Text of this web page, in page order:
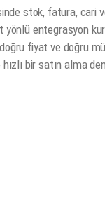
stok, fatura, cari
entegrasyon
fiyat ve doğru
bir satın alma